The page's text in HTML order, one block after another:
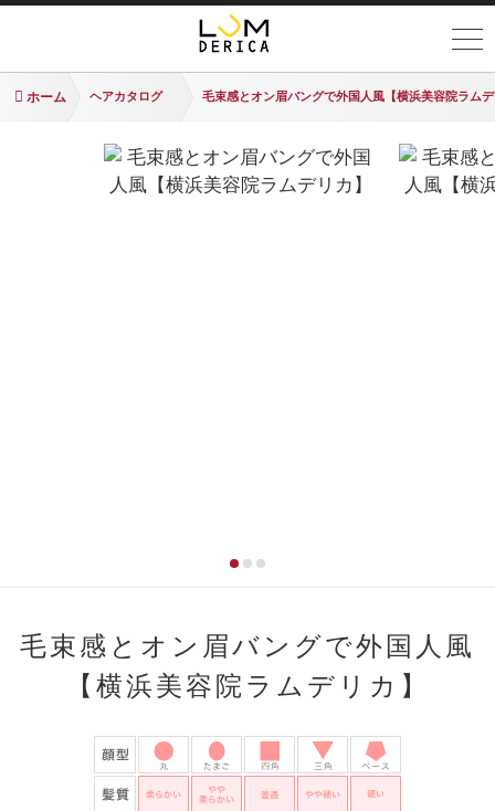
ホーム ヘアカタログ 毛束感とオン眉バングで外国人風【横浜美容院ラム
毛束感とオン眉バングで外国人風
【横浜美容院ラムデリカ】